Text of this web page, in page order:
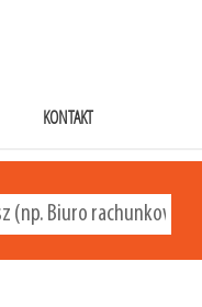
KONTAKT